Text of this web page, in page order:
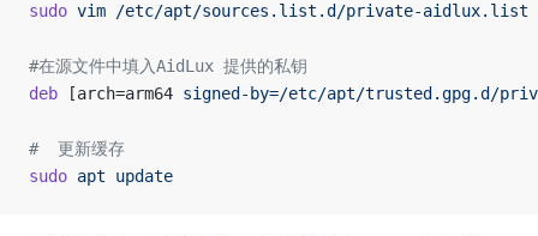
sudo vim /etc/apt/sources.list.d/private-aidlux.list
#在源文件中填入AidLux 提供的私钥
deb [arch=arm64 signed-by=/etc/apt/trusted.gpg.d/
#  更新缓存
sudo apt update